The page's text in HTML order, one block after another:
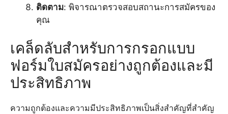
ติดตาม: พิจารณาตรวจสอบสถานะการสมัครของ
คุณ
เคล็ดลับสำหรับการกรอกแบบ
ฟอร์มใบสมัครอย่างถูกต้องและมี
ประสิทธิภาพ
ความถูกต้องและความมีประสิทธิภาพเป็นสิ่งสำคัญที่สำคัญ